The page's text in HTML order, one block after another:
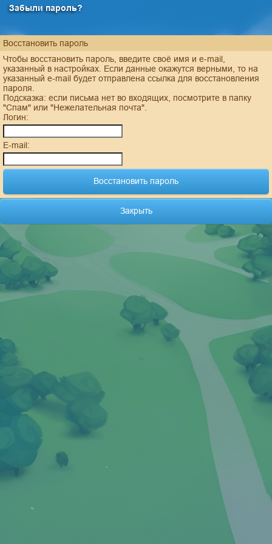
Забыли пароль?
Восстановить пароль
Чтобы восстановить пароль, введите своё имя и e-mail,
указанный в настройках. Если данные окажутся верными, то на
указанный e-mail будет отправлена ссылка для восстановления
пароля.
Подсказка: если письма нет во входящих, посмотрите в папку
"Спам" или "Нежелательная почта".
Логин:
E-mail:
Закрыть